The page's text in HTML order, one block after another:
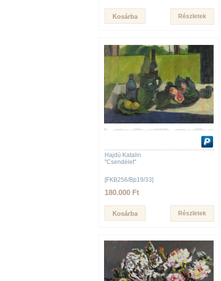
Részletek
Hajdú Katalin
"Csendélet"
[FKB256/Bp19/33]
180.000 Ft
Részletek